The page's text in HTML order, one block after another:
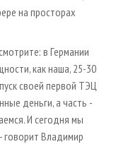
на просторах
в Германии
как наша, 25-30
своей первой ТЭЦ
деньги, а часть -
И сегодня мы
Владимир